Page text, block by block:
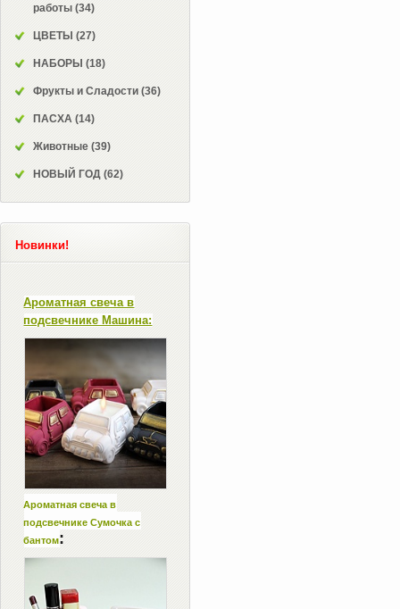
работы (34)
ЦВЕТЫ (27)
НАБОРЫ (18)
Фрукты и Сладости (36)
ПАСХА (14)
Животные (39)
НОВЫЙ ГОД (62)
Новинки!
Ароматная свеча в
подсвечнике Машина:
Ароматная свеча в
подсвечнике Сумочка с
бантом: